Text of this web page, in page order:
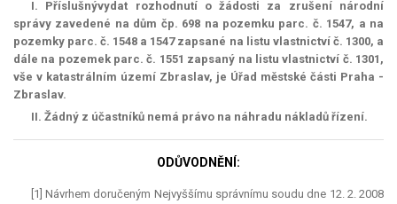
I. Příslušnývydat rozhodnutí o žádosti za zrušení národní
správy zavedené na dům čp. 698 na pozemku parc. č. 1547, a na
pozemky parc. č. 1548 a 1547 zapsané na listu vlastnictví č. 1300, a
dále na pozemek parc. č. 1551 zapsaný na listu vlastnictví č. 1301,
vše v katastrálním území Zbraslav, je Úřad městské části Praha -
Zbraslav.
II. Žádný z účastníků nemá právo na náhradu nákladů řízení.
ODŮVODNĚNÍ:
[1] Návrhem doručeným Nejvyššímu správnímu soudu dne 12. 2. 2008